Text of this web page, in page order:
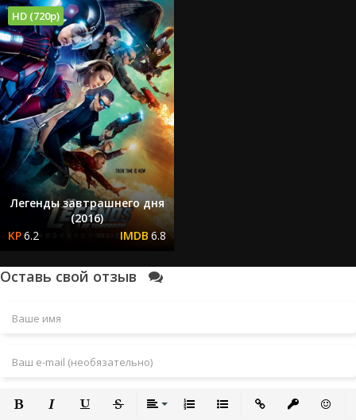
HD (720p)
Легенды завтрашнего дня
(2016)
6.2
6.8
Оставь свой отзыв